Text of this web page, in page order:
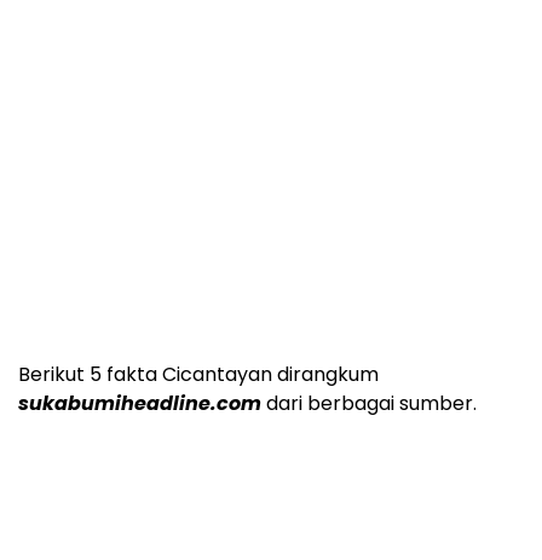
Berikut 5 fakta Cicantayan dirangkum
sukabumiheadline.comdari berbagai sumber.